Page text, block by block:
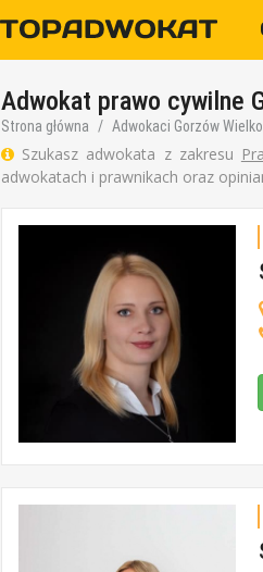
Adwokat prawo cywilne
Strona główna Adwokaci Gorzów
Szukasz adwokata z zakresu
adwokatach i prawnikach oraz